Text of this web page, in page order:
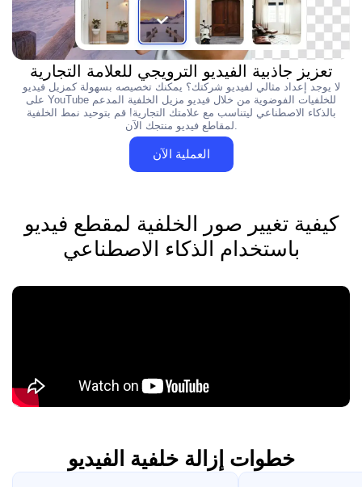
تعزيز جاذبية الفيديو الترويجي للعلامة التجارية
لا يوجد إعداد مثالي لفيديو شركتك؟ يمكنك تخصيصه بسهولة كمزيل فيديو
على YouTube للخلفيات الفوضوية من خلال فيديو مزيل الخلفية المدعم
بالذكاء الاصطناعي ليتناسب مع علامتك التجارية! قم بتوحيد نمط الخلفية
العملية الآن
كيفية تغيير صور الخلفية لمقطع فيديو
باستخدام الذكاء الاصطناعي
خطوات إزالة خلفية الفيديو